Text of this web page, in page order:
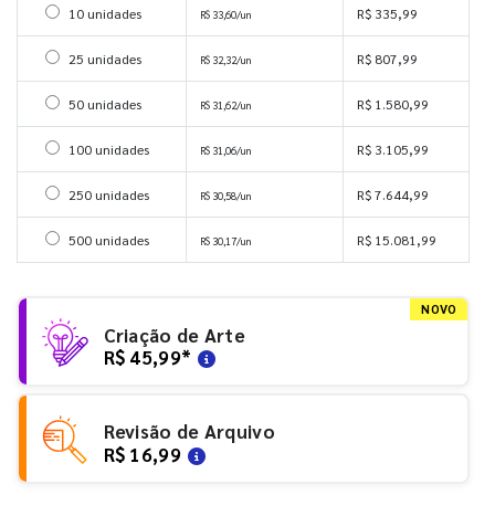
Selecionar 10 unidades
10 unidades R$ 33,60/un R$ 335,99
Selecionar 25 unidades
25 unidades R$ 32,32/un R$ 807,99
Selecionar 50 unidades
50 unidades R$ 31,62/un R$ 1.580,99
Selecionar 100 unidades
100 unidades R$ 31,06/un R$ 3.105,99
Selecionar 250 unidades
250 unidades R$ 30,58/un R$ 7.644,99
Selecionar 500 unidades
500 unidades R$ 30,17/un R$ 15.081,99
NOVO
Criação de Arte
R$ 45,99*
Revisão de Arquivo
R$ 16,99